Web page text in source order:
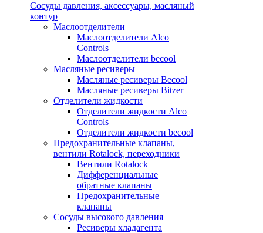
Сосуды давления, аксессуары, масляный
контур
Маслоотделители
Маслоотделители Alco
Controls
Маслоотделители becool
Масляные ресиверы
Масляные ресиверы Becool
Масляные ресиверы Bitzer
Отделители жидкости
Отделители жидкости Alco
Controls
Отделители жидкости becool
Предохранительные клапаны,
вентили Rotalock, переходники
Вентили Rotalock
Дифференциальные
обратные клапаны
Предохранительные
клапаны
Сосуды высокого давления
Ресиверы хладагента